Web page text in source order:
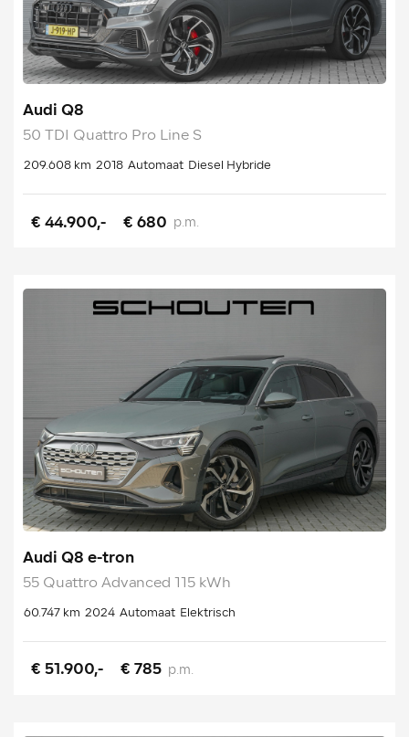
Audi Q8
50 TDI Quattro Pro Line S
209.608 km 2018 Automaat Diesel Hybride
€ 44.900,- € 680 p.m.
Audi Q8 e-tron
55 Quattro Advanced 115 kWh
60.747 km 2024 Automaat Elektrisch
€ 51.900,- € 785 p.m.